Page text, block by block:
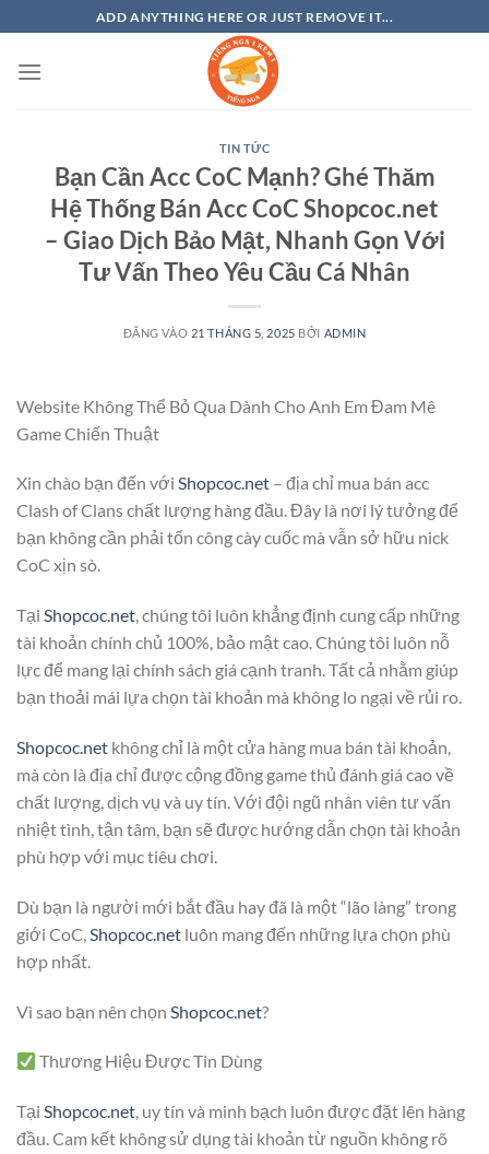
qua
nội
ADD ANYTHING HERE OR JUST REMOVE IT...
TIN TỨC
Bạn Cần Acc CoC Mạnh? Ghé Thăm
Hệ Thống Bán Acc CoC Shopcoc.net
– Giao Dịch Bảo Mật, Nhanh Gọn Với
Tư Vấn Theo Yêu Cầu Cá Nhân
ĐĂNG VÀO 21 THÁNG 5, 2025 BỞI ADMIN
Website Không Thể Bỏ Qua Dành Cho Anh Em Đam Mê
Game Chiến Thuật
Xin chào bạn đến với Shopcoc.net – địa chỉ mua bán acc
Clash of Clans chất lượng hàng đầu. Đây là nơi lý tưởng để
bạn không cần phải tốn công cày cuốc mà vẫn sở hữu nick
CoC xịn sò.
Tại Shopcoc.net, chúng tôi luôn khẳng định cung cấp những
tài khoản chính chủ 100%, bảo mật cao. Chúng tôi luôn nỗ
lực để mang lại chính sách giá cạnh tranh. Tất cả nhằm giúp
bạn thoải mái lựa chọn tài khoản mà không lo ngại về rủi ro.
Shopcoc.net không chỉ là một cửa hàng mua bán tài khoản,
mà còn là địa chỉ được cộng đồng game thủ đánh giá cao về
chất lượng, dịch vụ và uy tín. Với đội ngũ nhân viên tư vấn
nhiệt tình, tận tâm, bạn sẽ được hướng dẫn chọn tài khoản
phù hợp với mục tiêu chơi.
Dù bạn là người mới bắt đầu hay đã là một “lão làng” trong
giới CoC, Shopcoc.net luôn mang đến những lựa chọn phù
hợp nhất.
Vì sao bạn nên chọn Shopcoc.net?
Thương Hiệu Được Tin Dùng
Tại Shopcoc.net, uy tín và minh bạch luôn được đặt lên hàng
đầu. Cam kết không sử dụng tài khoản từ nguồn không rõ